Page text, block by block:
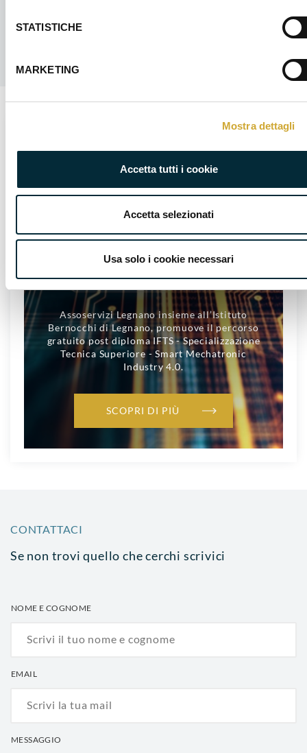
STATISTICHE
MARKETING
Mostra dettagli
Accetta tutti i cookie
Accetta selezionati
Usa solo i cookie necessari
CORSO GRATUITO POST DIPLOMA IFTS
Smart Mechatronic Industry 4.0
Assoservizi Legnano insieme all’Istituto
Bernocchi di Legnano, promuove il percorso
gratuito post diploma IFTS - Specializzazione
Tecnica Superiore - Smart Mechatronic
Industry 4.0.
SCOPRI DI PIÙ
CONTATTACI
Se non trovi quello che cerchi scrivici
NOME E COGNOME
EMAIL
MESSAGGIO